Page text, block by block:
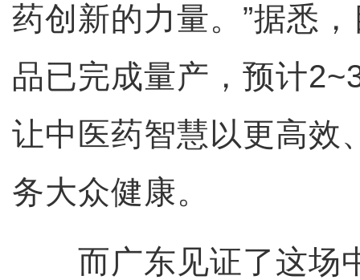
药创新的力量。”据悉
品已完成量产，预计
让中医药智慧以更高效
务大众健康。
而广东见证了这场